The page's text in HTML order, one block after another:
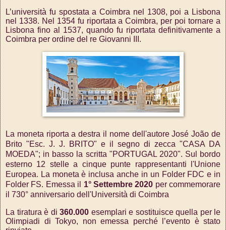
L’università fu spostata a Coimbra nel 1308, poi a Lisbona
nel 1338. Nel 1354 fu riportata a Coimbra, per poi tornare a
Lisbona fino al 1537, quando fu riportata definitivamente a
Coimbra per ordine del re Giovanni III.
La moneta riporta a destra il nome dell'autore José João de
Brito "Esc. J. J. BRITO" e il segno di zecca "CASA DA
MOEDA"; in basso la scritta "PORTUGAL 2020". Sul bordo
esterno 12 stelle a cinque punte rappresentanti l'Unione
Europea. La moneta è inclusa anche in un Folder FDC e in
Folder FS. Emessa il 1° Settembre 2020 per commemorare
il 730° anniversario dell'Università di Coimbra
La tiratura è di 360.000 esemplari e sostituisce quella per le
Olimpiadi di Tokyo, non emessa perché l’evento è stato